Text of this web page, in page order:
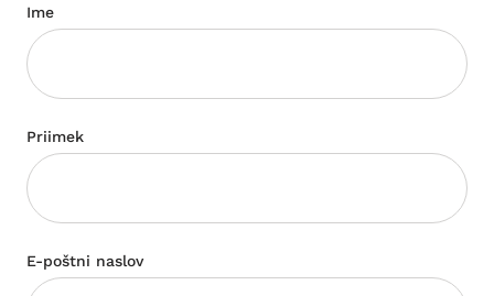
Ime
Priimek
E-poštni naslov